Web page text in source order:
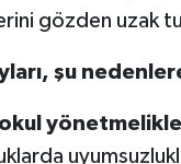
gözden uzak
şu